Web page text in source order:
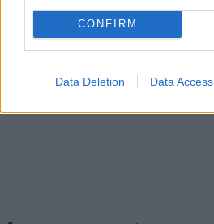
CONFIRM
Data Deletion Data Access